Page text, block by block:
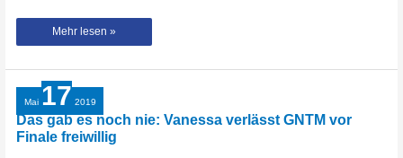
Frisch
über
ihren
Beziehungsstatus
Mehr lesen »
Mai 17 2019
Das gab es noch nie: Vanessa verlässt GNTM vor
Finale freiwillig